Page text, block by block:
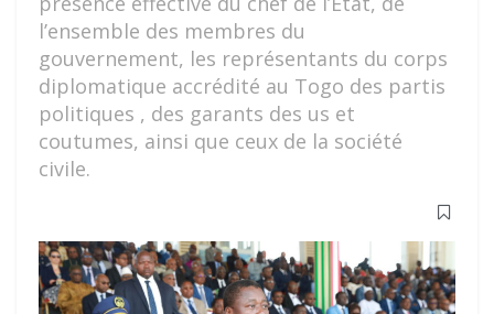
l’ensemble des membres du
gouvernement, les représentants du corps
diplomatique accrédité au Togo des partis
politiques , des garants des us et
coutumes, ainsi que ceux de la société
civile.